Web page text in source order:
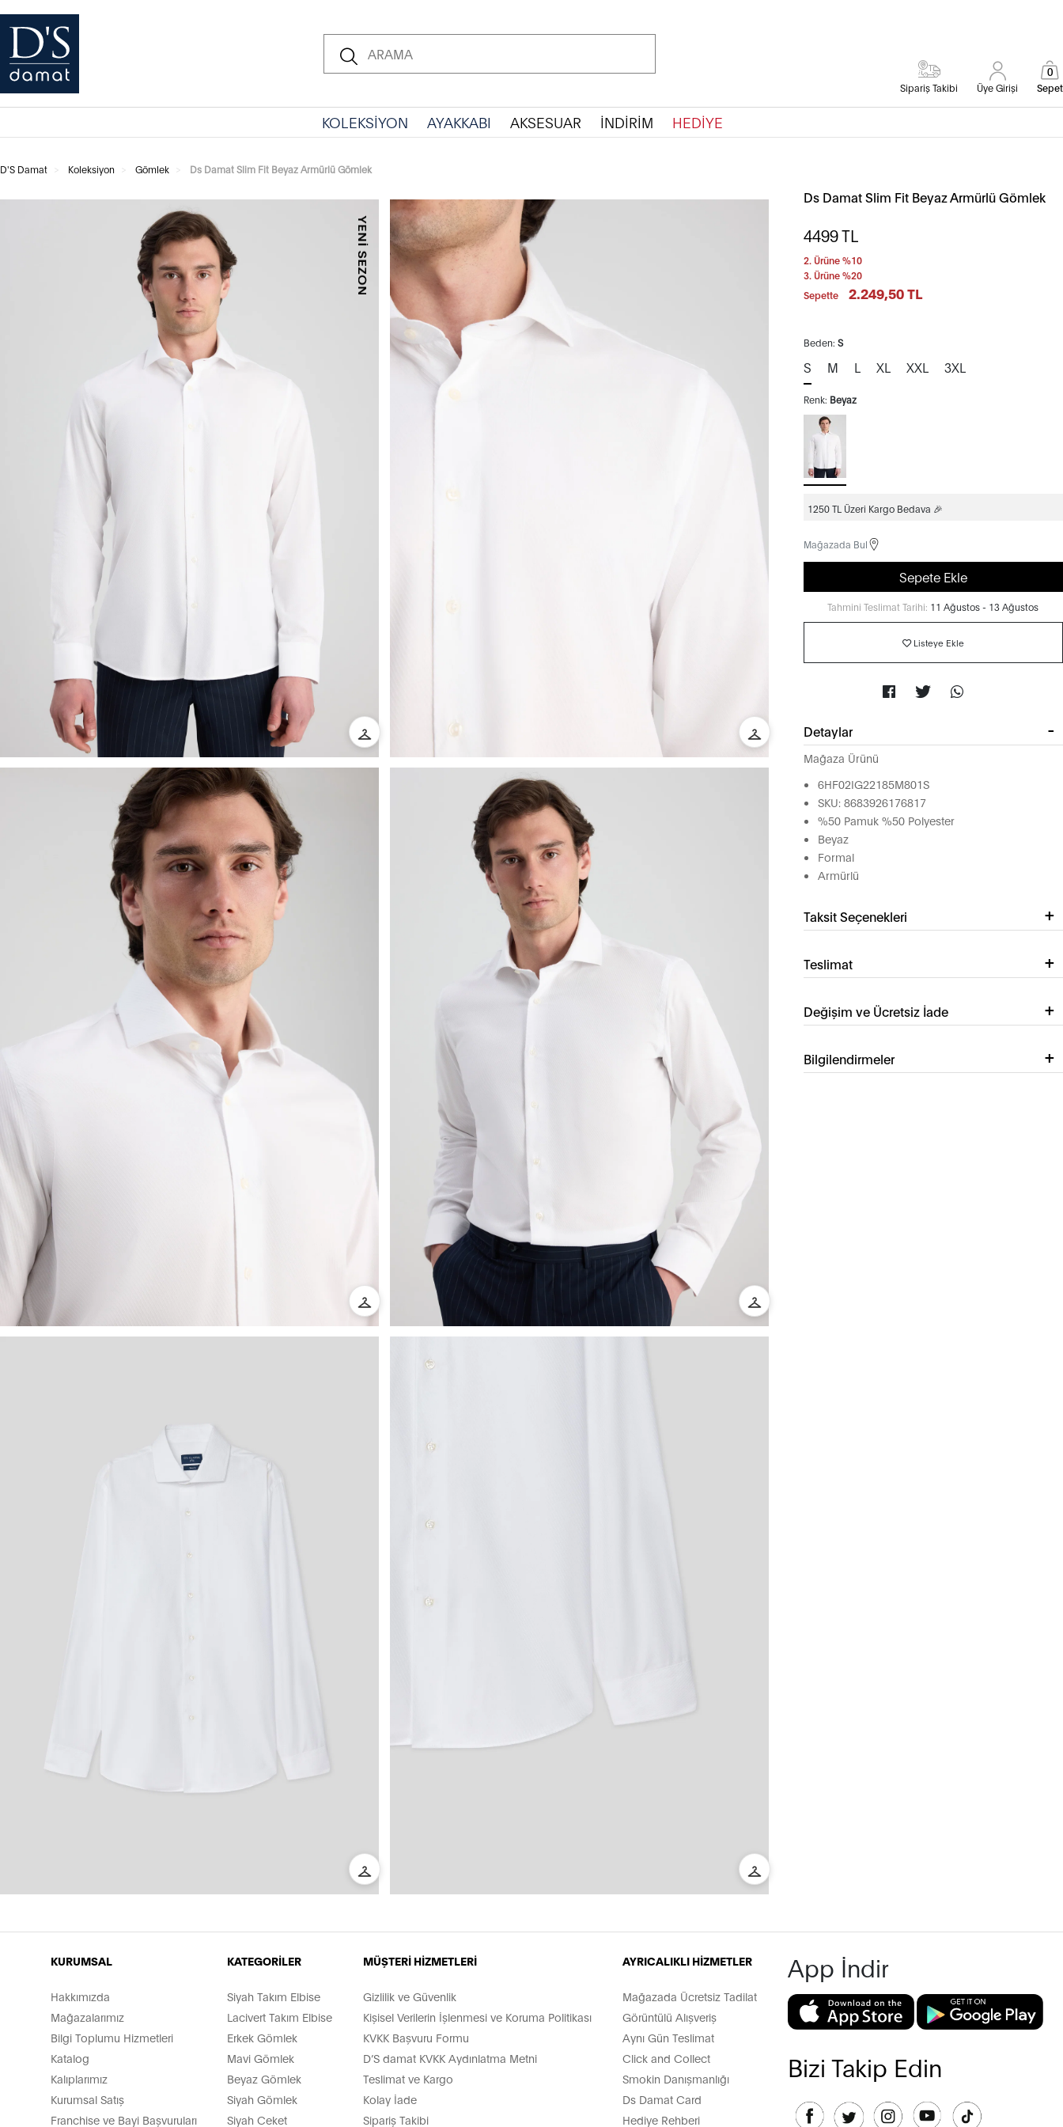
Sipariş Takibi Üye Girişi Sepet
0
KOLEKSİYON AYAKKABI AKSESUAR İNDİRİM HEDİYE
D'S Damat Koleksiyon Gömlek Ds Damat Slim Fit Beyaz Armürlü Gömlek
Ds Damat Slim Fit Beyaz Armürlü Gömlek
4499TL
2. Ürüne %10
3. Ürüne %20
Sepette
2.249,50 TL
Beden: S
S M L XL XXL 3XL
Renk: Beyaz
1250 TL Üzeri Kargo Bedava 🎉
Mağazada Bul
Sepete Ekle
Tahmini Teslimat Tarihi: 11 Ağustos - 13 Ağustos
Listeye Ekle
Detaylar
Mağaza Ürünü
6HF02IG22185M801S
SKU: 8683926176817
%50 Pamuk %50 Polyester
Beyaz
Formal
Armürlü
Taksit Seçenekleri
Teslimat
Değişim ve Ücretsiz İade
Bilgilendirmeler
KURUMSAL
Hakkımızda
Mağazalarımız
Bilgi Toplumu Hizmetleri
Katalog
Kalıplarımız
Kurumsal Satış
Franchise ve Bayi Başvuruları
KATEGORİLER
Siyah Takım Elbise
Lacivert Takım Elbise
Erkek Gömlek
Mavi Gömlek
Beyaz Gömlek
Siyah Gömlek
Siyah Ceket
MÜŞTERİ HİZMETLERİ
Gizlilik ve Güvenlik
Kişisel Verilerin İşlenmesi ve Koruma Politikası
KVKK Başvuru Formu
D’S damat KVKK Aydınlatma Metni
Teslimat ve Kargo
Kolay İade
Sipariş Takibi
AYRICALIKLI HİZMETLER
Mağazada Ücretsiz Tadilat
Görüntülü Alışveriş
Aynı Gün Teslimat
Click and Collect
Smokin Danışmanlığı
Ds Damat Card
Hediye Rehberi
App İndir
Bizi Takip Edin